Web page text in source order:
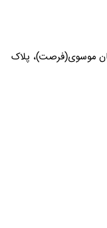
موسوی(فرصت)، پلاک